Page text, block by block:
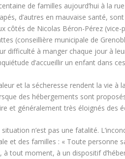
de familles aujourd’hui à la
d’autres en mauvaise santé,
côtés de Nicolas Béron-Pérez
(conseillière municipale de
difficulté à manger chaque jour à
d’accueillir un enfant dans
et la sécheresse rendent la vie à
des hébergements sont
et généralement très éloignés des
n’est pas une fatalité.
et des familles : « Toute
à tout moment, à un dispositif